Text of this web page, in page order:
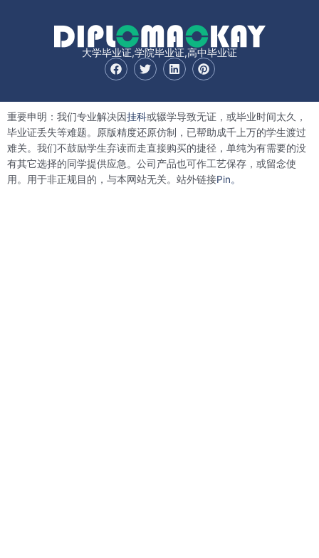
大学毕业证,学院毕业证,高中毕业证
F
a
o
o
k
T
w
t
e
r
L
i
d
i
n
P
i
r
e
s
t
重要申明：我们专业解决因挂科或辍学导致无证，或毕业时间太久，
毕业证丢失等难题。原版精度还原仿制，已帮助成千上万的学生渡过
难关。我们不鼓励学生弃读而走直接购买的捷径，单纯为有需要的没
有其它选择的同学提供应急。公司产品也可作工艺保存，或留念使
用。用于非正规目的，与本网站无关。站外链接Pin。